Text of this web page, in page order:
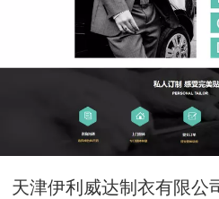
天津伊利威达制衣有限公